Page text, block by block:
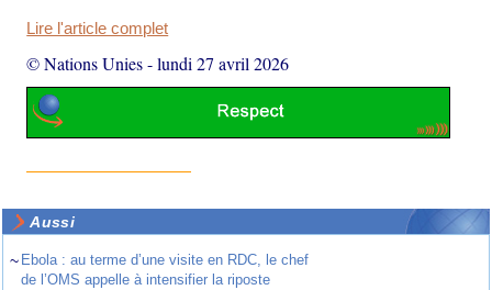
Lire l'article complet
© Nations Unies-lundi 27 avril 2026
Aussi
~ Ebola : au terme d’une visite en RDC, le chef
de l’OMS appelle à intensifier la riposte